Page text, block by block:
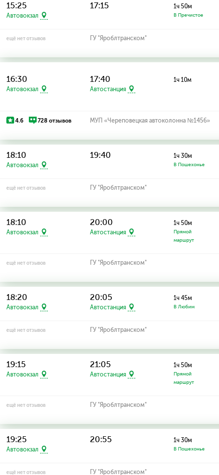
15:25
Автовокзал
17:15 1ч 50м
В Пречистое
ещё нет отзывов ГУ "Яроблтранском"
16:30
Автовокзал
17:40
Автостанция
1ч 10м
4.6 728 отзывов МУП «Череповецкая автоколонна №1456»
18:10
Автовокзал
19:40 1ч 30м
В Пошехонье
ещё нет отзывов ГУ "Яроблтранском"
18:10
Автовокзал
20:00
Автостанция
1ч 50м
Прямой
маршрут
ещё нет отзывов ГУ "Яроблтранском"
18:20
Автовокзал
20:05
Автостанция
1ч 45м
В Любим
ещё нет отзывов ГУ "Яроблтранском"
19:15
Автовокзал
21:05
Автостанция
1ч 50м
Прямой
маршрут
ещё нет отзывов ГУ "Яроблтранском"
19:25
Автовокзал
20:55 1ч 30м
В Пошехонье
ещё нет отзывов ГУ "Яроблтранском"